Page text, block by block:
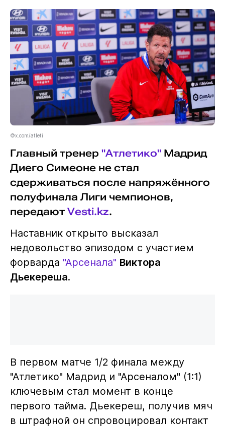
©x.com/atleti
Главный тренер "Атлетико"Мадрид
Диего Симеоне не стал
сдерживаться после напряжённого
полуфинала Лиги чемпионов,
передают Vesti.kz.
Наставник открыто высказал
недовольство эпизодом с участием
форварда "Арсенала" Виктора
Дьекереша.
В первом матче 1/2 финала между
"Атлетико" Мадрид и "Арсеналом" (1:1)
ключевым стал момент в конце
первого тайма. Дьекереш, получив мяч
в штрафной он спровоцировал контакт